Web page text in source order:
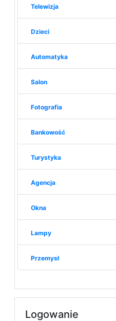
Telewizja
Dzieci
Automatyka
Salon
Fotografia
Bankowość
Turystyka
Agencja
Okna
Lampy
Przemysł
Logowanie